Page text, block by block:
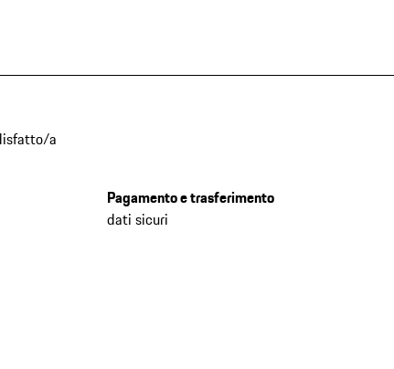
a
Pagamento e trasferimento
dati sicuri